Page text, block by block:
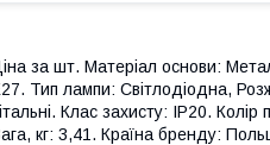
за шт. Матеріал основи:
Тип лампи: Світлодіодна,
Клас захисту: IP20.
кг: 3,41. Країна бренду: